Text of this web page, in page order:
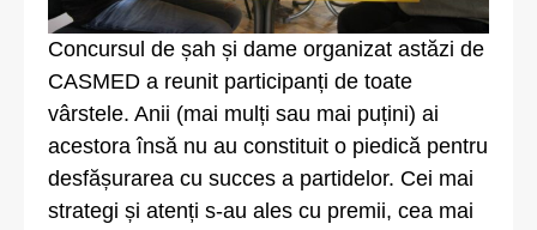
Concursul de șah și dame organizat astăzi de
CASMED a reunit participanți de toate
vârstele. Anii (mai mulți sau mai puțini) ai
acestora însă nu au constituit o piedică pentru
desfășurarea cu succes a partidelor. Cei mai
strategi și atenți s-au ales cu premii, cea mai